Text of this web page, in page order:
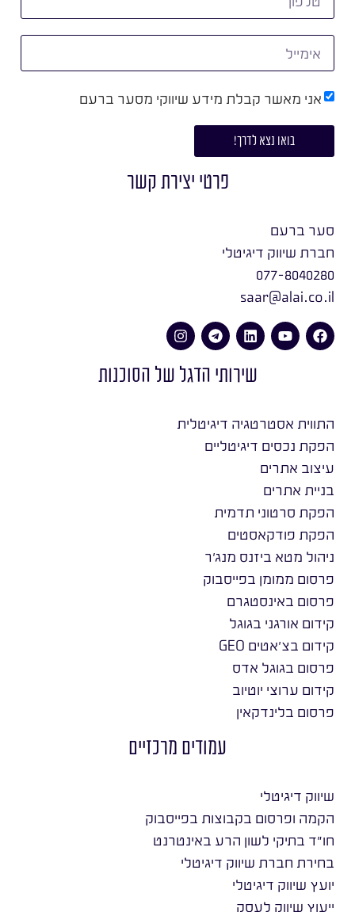
אני מאשר קבלת מידע שיווקי מסער ברעם
בואו נצא לדרך!
פרטי יצירת קשר
סער ברעם
חברת שיווק דיגיטלי
077-8040280
saar@alai.co.il
שירותי הדגל של הסוכנות
התווית אסטרטגיה דיגיטלית
הפקת נכסים דיגיטליים
עיצוב אתרים
בניית אתרים
הפקת סרטוני תדמית
הפקת פודקאסטים
ניהול מטא ביזנס מנג׳ר
פרסום ממומן בפייסבוק
פרסום באינסטגרם
קידום אורגני בגוגל
קידום בצ׳אטים GEO
פרסום בגוגל אדס
קידום ערוצי יוטיוב
פרסום בלינדקאין
עמודים מרכזיים
שיווק דיגיטלי
הקמה ופרסום בקבוצות בפייסבוק
חו״ד בתיקי לשון הרע באינטרנט
בחירת חברת שיווק דיגיטלי
יועץ שיווק דיגיטלי
ייעוץ שיווק לעסק